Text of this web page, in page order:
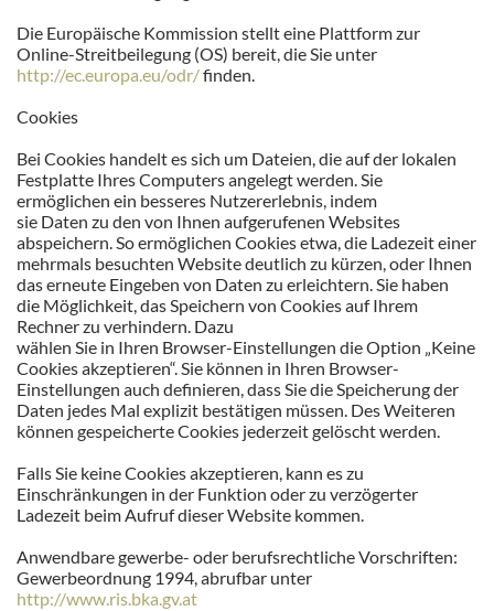
Die Europäische Kommission stellt eine Plattform zur
Online-Streitbeilegung (OS) bereit, die Sie unter
http://ec.europa.eu/odr/finden.
Cookies
Bei Cookies handelt es sich um Dateien, die auf der lokalen
Festplatte Ihres Computers angelegt werden. Sie
ermöglichen ein besseres Nutzererlebnis, indem
sie Daten zu den von Ihnen aufgerufenen Websites
abspeichern. So ermöglichen Cookies etwa, die Ladezeit einer
mehrmals besuchten Website deutlich zu kürzen, oder Ihnen
das erneute Eingeben von Daten zu erleichtern. Sie haben
die Möglichkeit, das Speichern von Cookies auf Ihrem
Rechner zu verhindern. Dazu
wählen Sie in Ihren Browser-Einstellungen die Option „Keine
Cookies akzeptieren“. Sie können in Ihren Browser-
Einstellungen auch definieren, dass Sie die Speicherung der
Daten jedes Mal explizit bestätigen müssen. Des Weiteren
können gespeicherte Cookies jederzeit gelöscht werden.
Falls Sie keine Cookies akzeptieren, kann es zu
Einschränkungen in der Funktion oder zu verzögerter
Ladezeit beim Aufruf dieser Website kommen.
Anwendbare gewerbe- oder berufsrechtliche Vorschriften:
Gewerbeordnung 1994, abrufbar unter
http://www.ris.bka.gv.at